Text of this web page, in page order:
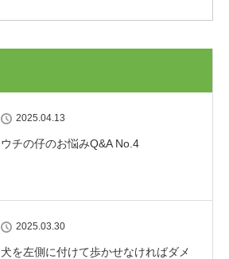
2025.04.13
ウチの仔のお悩みQ&A No.4
2025.03.30
犬を左側に付けて歩かせなければダメ